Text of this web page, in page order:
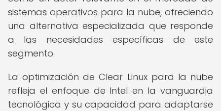
sistemas operativos para la nube, ofreciendo
una alternativa especializada que responde
a las necesidades específicas de este
segmento.
La optimización de Clear Linux para la nube
refleja el enfoque de Intel en la vanguardia
tecnológica y su capacidad para adaptarse